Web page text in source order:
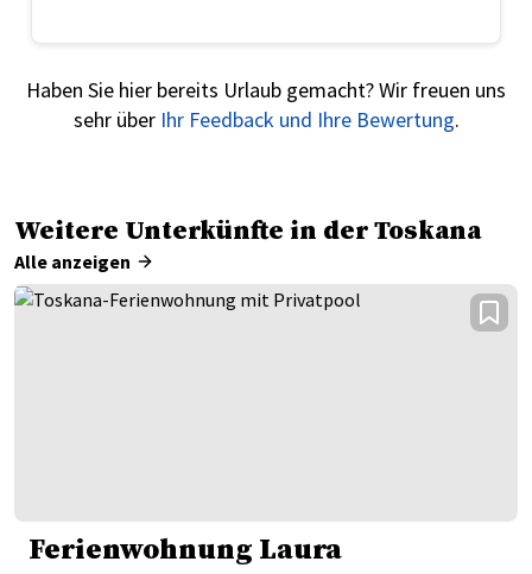
Haben Sie hier bereits Urlaub gemacht? Wir freuen uns
sehr über Ihr Feedback und Ihre Bewertung.
Weitere Unterkünfte in der Toskana
Alle anzeigen
Ferienwohnung Laura